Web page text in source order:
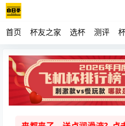
首页 杯友之家 选杯 测评